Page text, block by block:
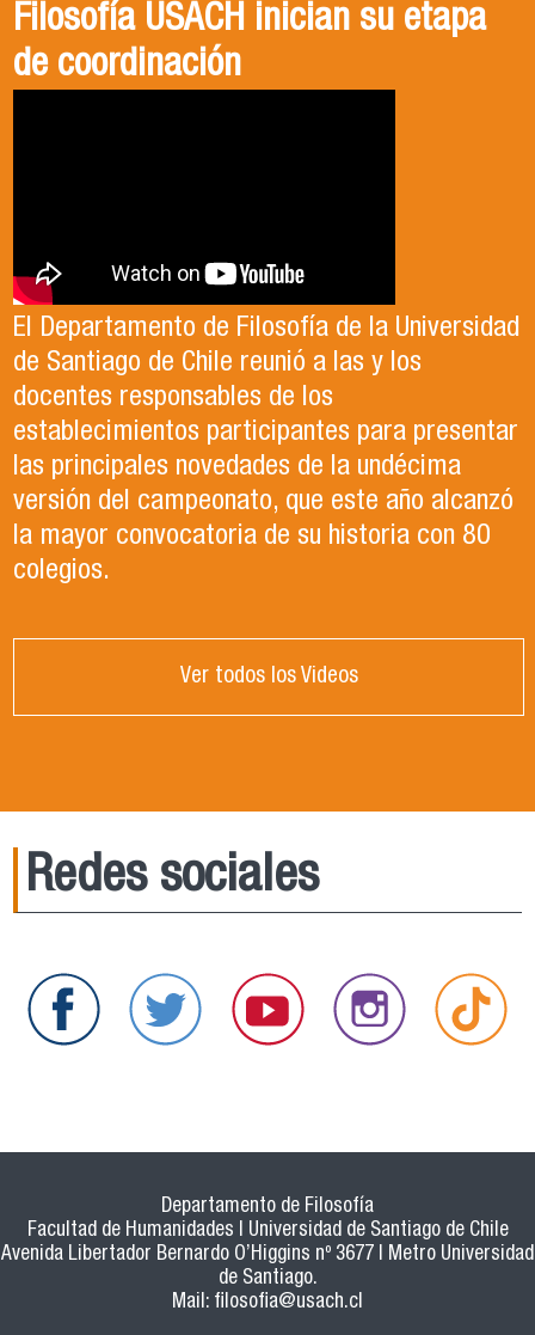
Filosofía USACH inician su etapa
de coordinación
El Departamento de Filosofía de la Universidad
de Santiago de Chile reunió a las y los
docentes responsables de los
establecimientos participantes para presentar
las principales novedades de la undécima
versión del campeonato, que este año alcanzó
la mayor convocatoria de su historia con 80
colegios.
Ver todos los Videos
Redes sociales
Departamento de Filosofía
Facultad de Humanidades | Universidad de Santiago de Chile
Avenida Libertador Bernardo O’Higgins nº 3677 | Metro Universidad
de Santiago.
Mail: filosofia@usach.cl